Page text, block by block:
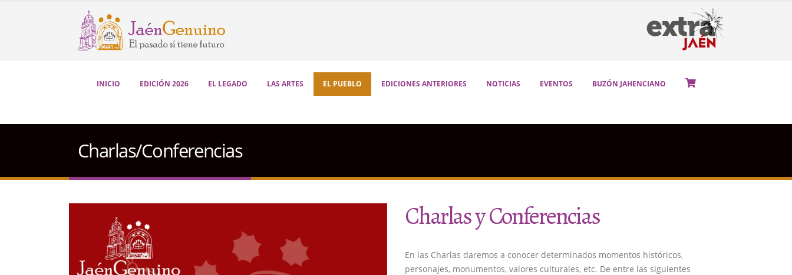
INICIO EDICIÓN 2026 EL LEGADO LAS ARTES EL PUEBLO EDICIONES ANTERIORES NOTICIAS EVENTOS BUZÓN JAHENCIANO
Charlas/Conferencias
Charlas y Conferencias
En las Charlas daremos a conocer determinados momentos históricos,
personajes, monumentos, valores culturales, etc. De entre las siguientes